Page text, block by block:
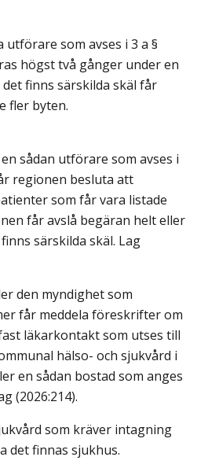
utförare som avses i 3 a §
högst två gånger under en
finns särskilda skäl får
fler byten.
sådan utförare som avses i
regionen besluta att
som får vara listade
får avslå begäran helt eller
särskilda skäl. Lag
den myndighet som
får meddela föreskrifter om
läkarkontakt som utses till
hälso- och sjukvård i
en sådan bostad som anges
(2026:214).
som kräver intagning
det finnas sjukhus.